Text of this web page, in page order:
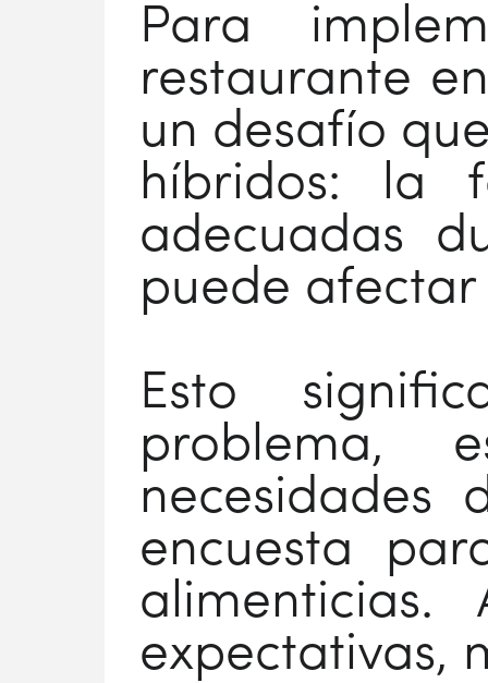
Para
restaurante
un desafío
híbridos: la
adecuadas
puede
Esto
problema,
necesidades
encuesta
expectativas,